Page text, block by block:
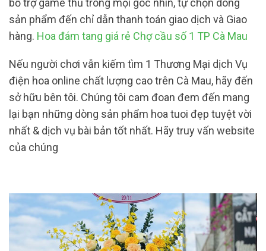
sản phẩm đến chỉ dẫn thanh toán giao dịch và Giao
hàng. Hoa đám tang giá rẻ Chợ cầu số 1 TP Cà Mau
Nếu người chơi vẫn kiếm tìm 1 Thương Mại dịch Vụ
điện hoa online chất lượng cao trên Cà Mau, hãy đến
sở hữu bên tôi. Chúng tôi cam đoan đem đến mang
lại bạn những dòng sản phẩm hoa tuoi đẹp tuyệt vời
nhất & dịch vụ bài bản tốt nhất. Hãy truy vấn website
của chúng